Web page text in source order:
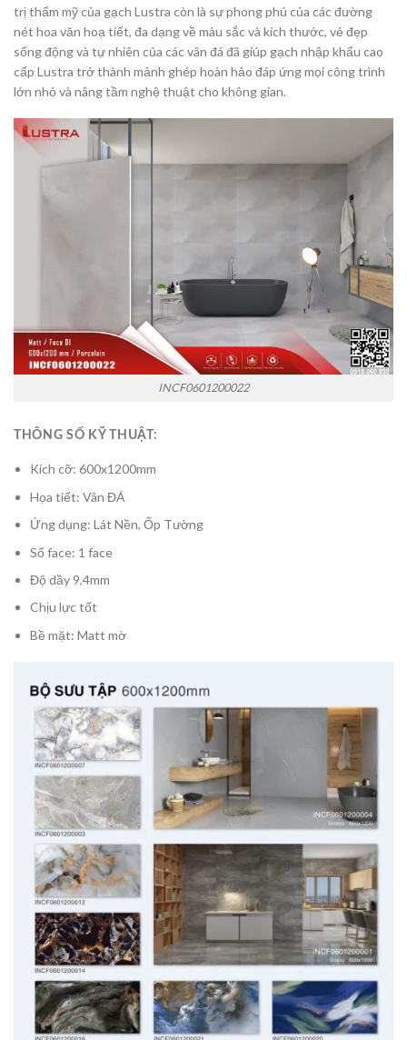
trị thẩm mỹ của gạch Lustra còn là sự phong phú của các đường
nét hoa văn hoạ tiết, đa dạng về màu sắc và kích thước, vẻ đẹp
sống động và tự nhiên của các vân đá đã giúp gạch nhập khẩu cao
cấp Lustra trở thành mảnh ghép hoàn hảo đáp ứng mọi công trình
lớn nhỏ và nâng tầm nghệ thuật cho không gian.
INCF0601200022
THÔNG SỐ KỸ THUẬT:
Kích cỡ: 600x1200mm
Họa tiết: Vân ĐÁ
Ứng dụng: Lát Nền, Ốp Tường
Số face: 1 face
Độ dầy 9,4mm
Chịu lực tốt
Bề mặt: Matt mờ